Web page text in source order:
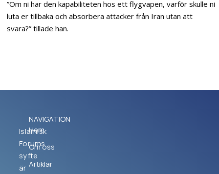
”Om ni har den kapabiliteten hos ett flygvapen, varför skulle ni
luta er tillbaka och absorbera attacker från Iran utan att
svara?” tillade han.
Islamisk
Forums
syfte
är
NAVIGATION
Hem
Om oss
Artiklar